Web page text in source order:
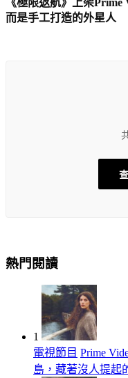
《極限返航》上架
而是手工打造的外星人
熱門閱讀
1
電視節目 Prime
島，藏著沒人提起